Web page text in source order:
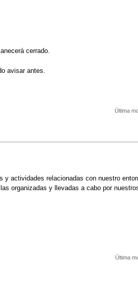
cerrado.
avisar antes.
Última
actividades relacionadas con nuestro
organizadas y llevadas a cabo por
Última